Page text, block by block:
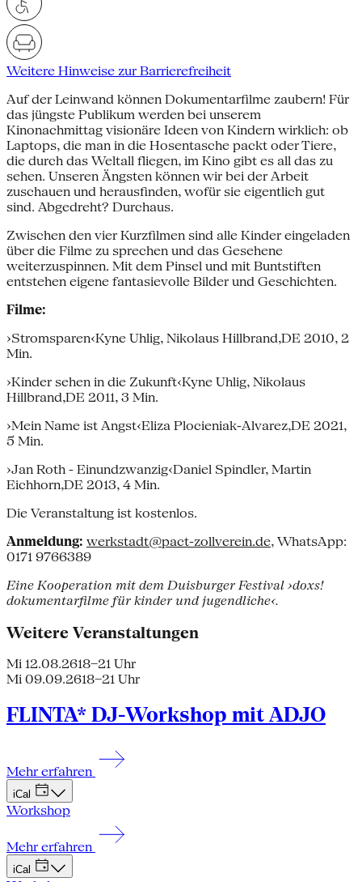
Weitere Hinweise zur Barrierefreiheit
Auf der Leinwand können Dokumentarfilme zaubern! Für
das jüngste Publikum werden bei unserem
Kinonachmittag visionäre Ideen von Kindern wirklich: ob
Laptops, die man in die Hosentasche packt oder Tiere,
die durch das Weltall fliegen, im Kino gibt es all das zu
sehen. Unseren Ängsten können wir bei der Arbeit
zuschauen und herausfinden, wofür sie eigentlich gut
sind. Abgedreht? Durchaus.
Zwischen den vier Kurzfilmen sind alle Kinder eingeladen
über die Filme zu sprechen und das Gesehene
weiterzuspinnen. Mit dem Pinsel und mit Buntstiften
entstehen eigene fantasievolle Bilder und Geschichten.
Filme:
›Stromsparen‹Kyne Uhlig, Nikolaus Hillbrand,DE 2010, 2
Min.
›Kinder sehen in die Zukunft‹Kyne Uhlig, Nikolaus
Hillbrand,DE 2011, 3 Min.
›Mein Name ist Angst‹Eliza Plocieniak-Alvarez,DE 2021,
5 Min.
›Jan Roth - Einundzwanzig‹Daniel Spindler, Martin
Eichhorn,DE 2013, 4 Min.
Die Veranstaltung ist kostenlos.
Anmeldung: werkstadt@pact-zollverein.de, WhatsApp:
0171 9766389
Eine Kooperation mit dem Duisburger Festival ›doxs!
dokumentarfilme für kinder und jugendliche‹.
Weitere Veranstaltungen
Mi 12.08.2618–21 Uhr
Mi 09.09.2618–21 Uhr
FLINTA* DJ-Workshop mit ADJO
Mehr erfahren
iCal
Workshop
Mehr erfahren
iCal